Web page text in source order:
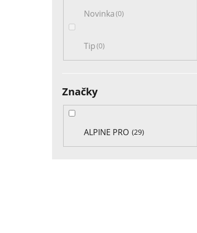
Novinka 0
Tip 0
Značky
ALPINE PRO 29